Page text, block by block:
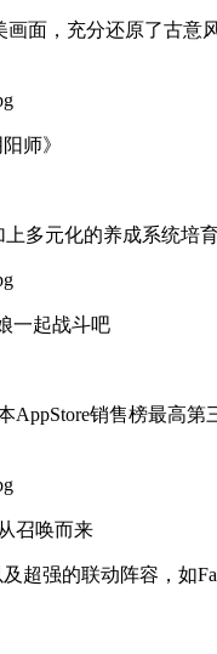
，充分还原了古意
师》
多元化的养成系统培
一起战斗吧
销售榜最高
召唤而来
强的联动阵容，如